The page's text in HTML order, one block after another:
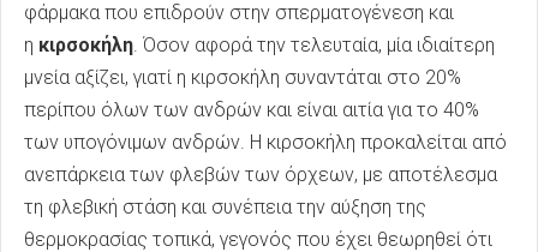
φάρμακα που επιδρούν στην σπερματογένεση και
η κιρσοκήλη. Όσον αφορά την τελευταία, μία ιδιαίτερη
μνεία αξίζει, γιατί η κιρσοκήλη συναντάται στο 20%
περίπου όλων των ανδρών και είναι αιτία για το 40%
των υπογόνιμων ανδρών. Η κιρσοκήλη προκαλείται από
ανεπάρκεια των φλεβών των όρχεων, με αποτέλεσμα
τη φλεβική στάση και συνέπεια την αύξηση της
θερμοκρασίας τοπικά, γεγονός που έχει θεωρηθεί ότι